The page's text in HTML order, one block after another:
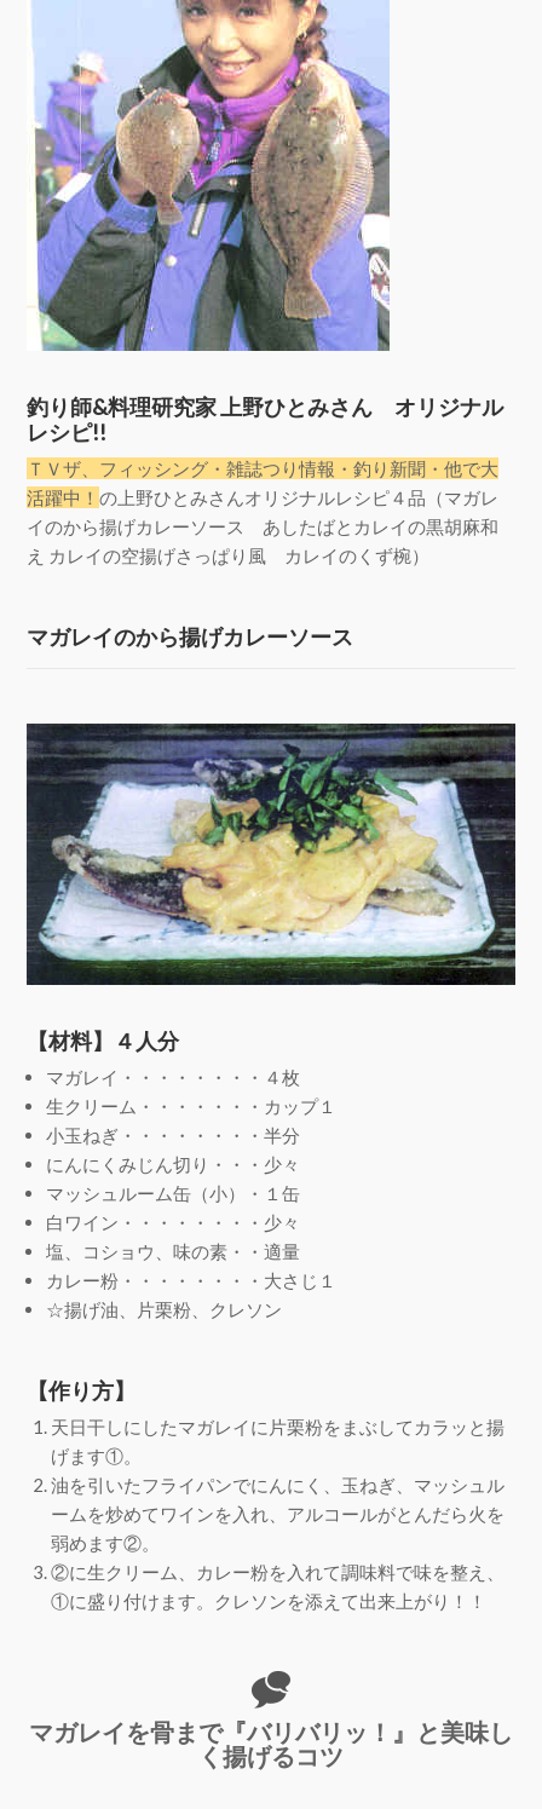
釣り師&料理研究家 上野ひとみさん オリジナル
レシピ!!
ＴＶザ、フィッシング・雑誌つり情報・釣り新聞・他で大
活躍中！の上野ひとみさんオリジナルレシピ４品（マガレ
イのから揚げカレーソース あしたばとカレイの黒胡麻和
え カレイの空揚げさっぱり風 カレイのくず椀）
マガレイのから揚げカレーソース
【材料】４人分
マガレイ・・・・・・・・４枚
生クリーム・・・・・・・カップ１
小玉ねぎ・・・・・・・・半分
にんにくみじん切り・・・少々
マッシュルーム缶（小）・１缶
白ワイン・・・・・・・・少々
塩、コショウ、味の素・・適量
カレー粉・・・・・・・・大さじ１
☆揚げ油、片栗粉、クレソン
【作り方】
天日干しにしたマガレイに片栗粉をまぶしてカラッと揚
げます①。
油を引いたフライパンでにんにく、玉ねぎ、マッシュル
ームを炒めてワインを入れ、アルコールがとんだら火を
弱めます②。
②に生クリーム、カレー粉を入れて調味料で味を整え、
①に盛り付けます。クレソンを添えて出来上がり！！
マガレイを骨まで『バリバリッ！』と美味し
く揚げるコツ